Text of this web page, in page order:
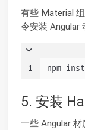
有些 Material
令安装 Angular
1 npm
5. 安装
一些 Angular